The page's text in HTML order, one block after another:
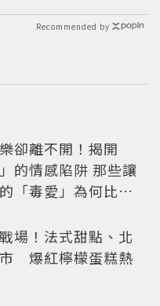
Recommended by
卻離不開！揭開
的情感陷阱 那些讓
「毒愛」為何比菸
場！法式甜點、北
爆紅檸檬蛋糕熱